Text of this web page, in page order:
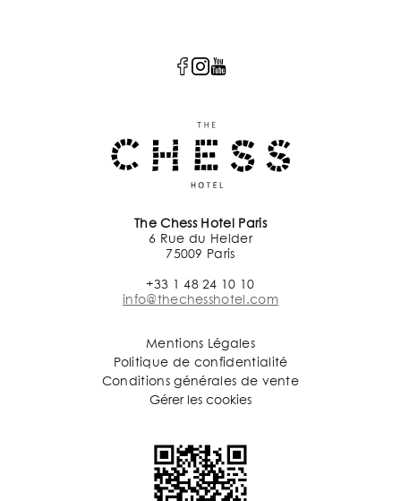
The Chess Hotel Paris
6 Rue du Helder
75009 Paris
+33 1 48 24 10 10
info@thechesshotel.com
Mentions Légales
Politique de confidentialité
Conditions générales de vente
Gérer les cookies